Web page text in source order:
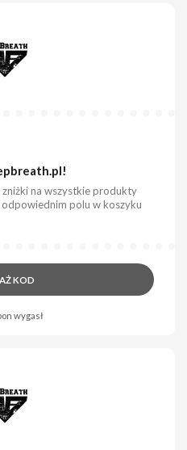
na wszystkie produkty
polu w koszyku
KOD
wygasł